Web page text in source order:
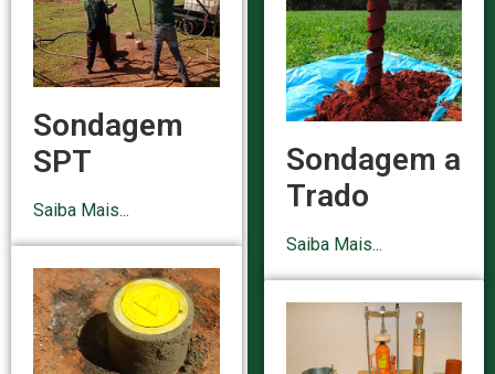
Sondagem
SPT
Saiba Mais...
Sondagem a
Trado
Saiba Mais...